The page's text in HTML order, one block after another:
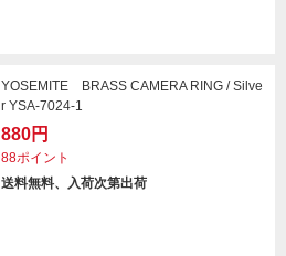
YOSEMITE BRASS CAMERA RING / Silve
r YSA-7024-1
880円
88ポイント
送料無料、入荷次第出荷